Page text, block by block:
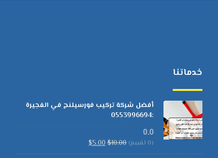
خدماتنا
أفضل شركة تركيب فورسيلنج في الفجيرة
:0553996694
0.0
(0 تقييم) $10.00
$5.00